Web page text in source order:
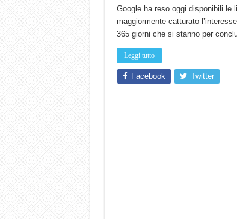
Google ha reso oggi disponibili le
maggiormente catturato
365 giorni che si stanno per
Leggi tutto
Facebook Twitter